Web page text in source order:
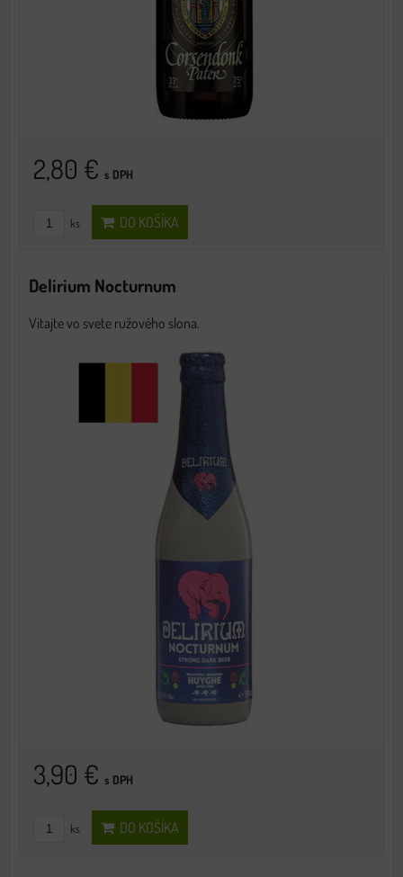
2,80 € s DPH
ks DO KOŠÍKA
Delirium Nocturnum
Vitajte vo svete ružového slona.
3,90 € s DPH
ks DO KOŠÍKA